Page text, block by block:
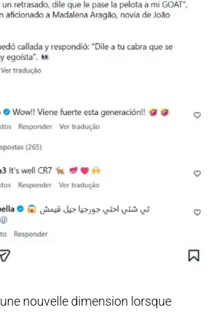
nouvelle dimension lorsque